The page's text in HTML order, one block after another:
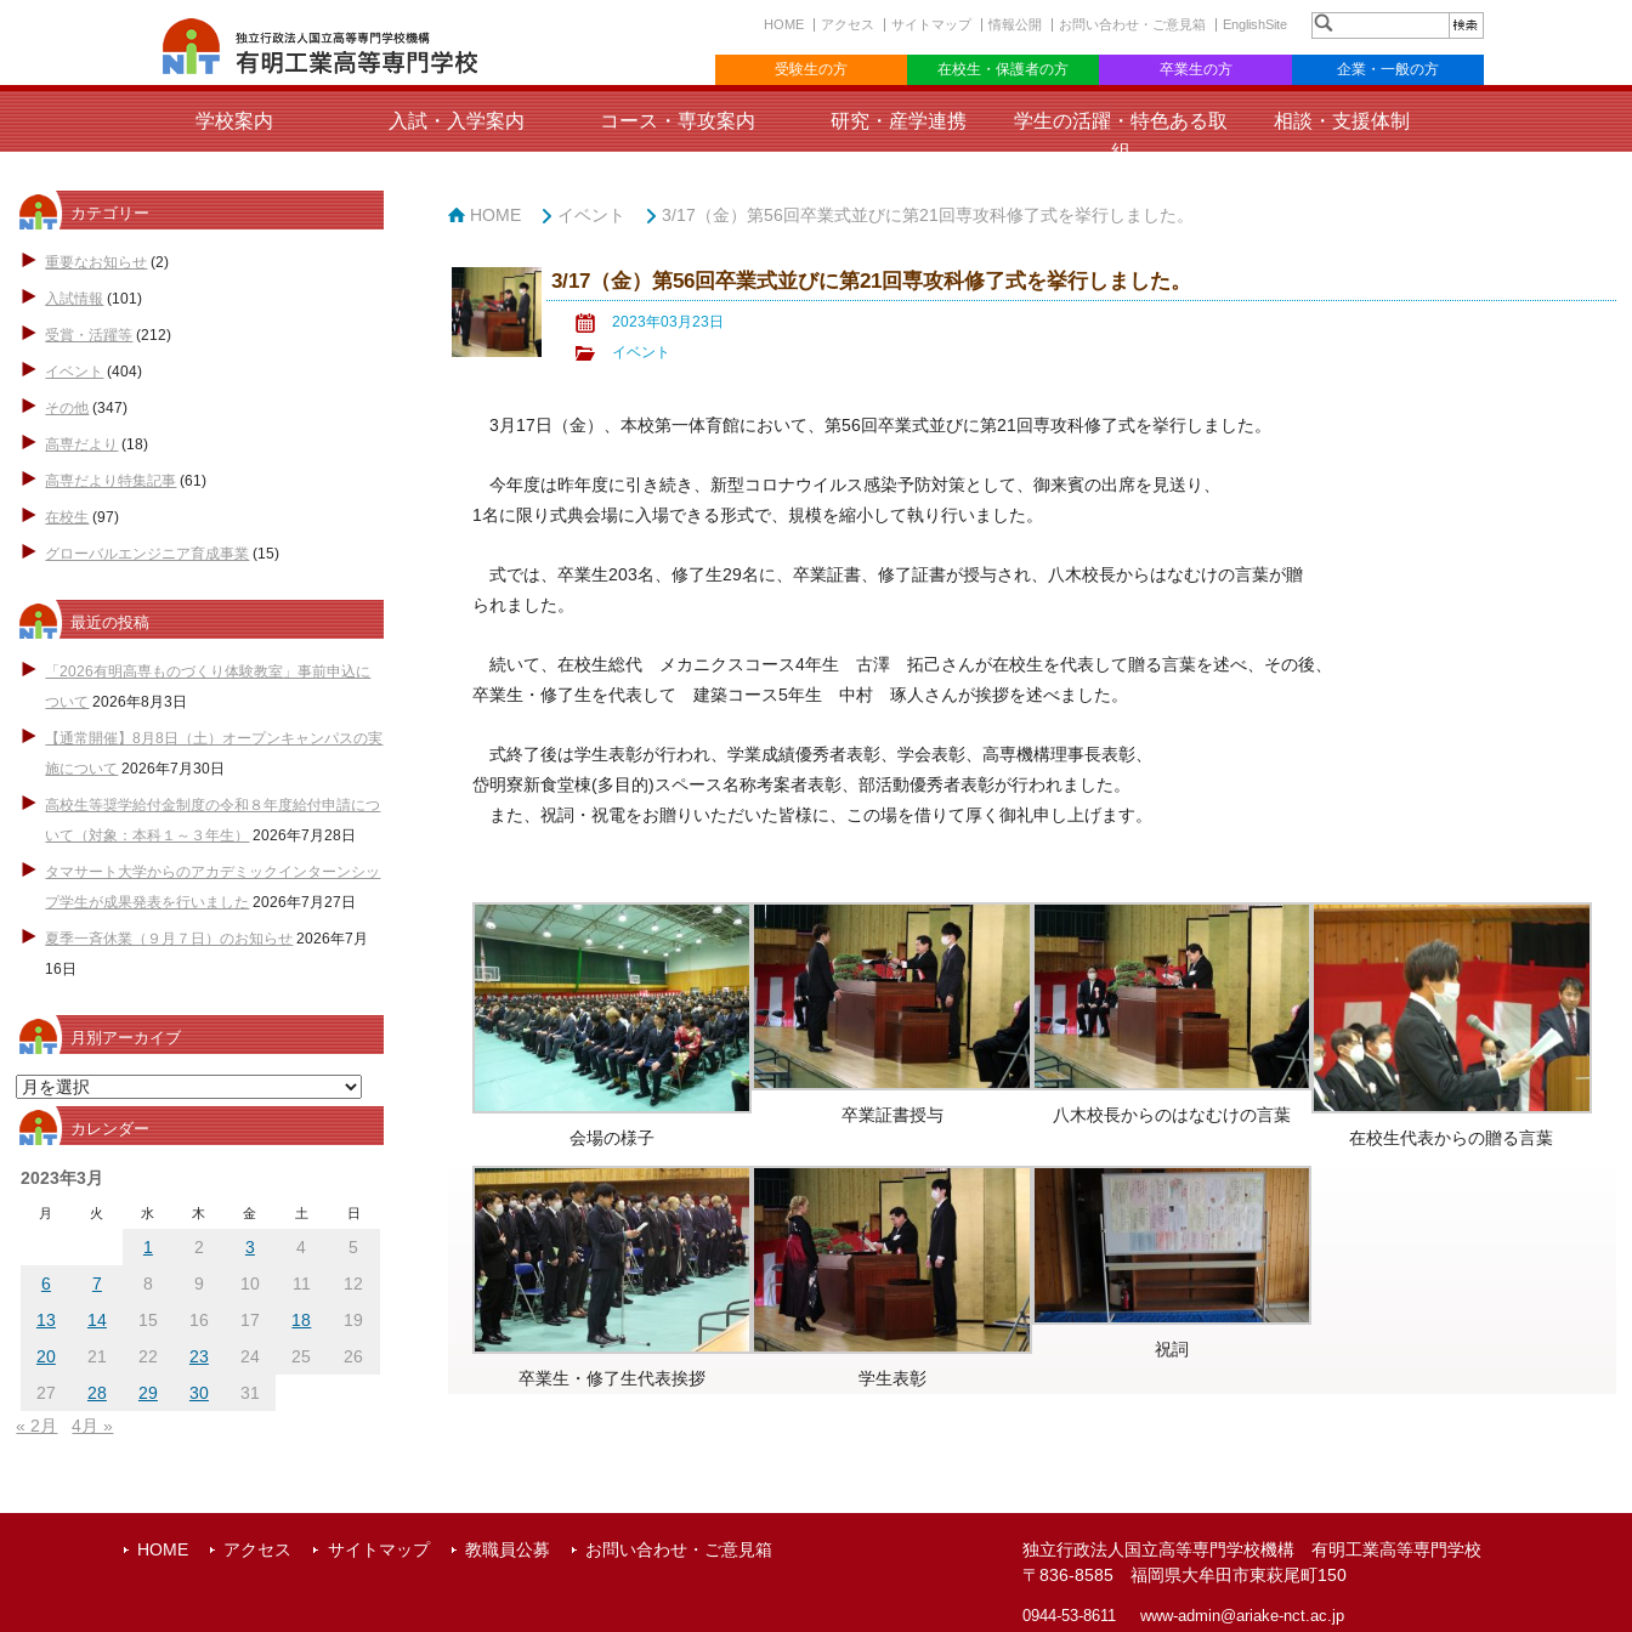
HOME アクセス サイトマップ 情報公開 お問い合わせ・ご意見箱 EnglishSite
受験生の方 在校生・保護者の方 卒業生の方 企業・一般の方
学校案内 入試・入学案内 コース・専攻案内 研究・産学連携
学生の活躍・特色ある取
組
相談・支援体制
カテゴリー
重要なお知らせ (2)
入試情報 (101)
受賞・活躍等 (212)
イベント (404)
その他 (347)
高専だより (18)
高専だより特集記事 (61)
在校生 (97)
グローバルエンジニア育成事業 (15)
最近の投稿
「2026有明高専ものづくり体験教室」事前申込に
ついて 2026年8月3日
【通常開催】8月8日（土）オープンキャンパスの実
施について 2026年7月30日
高校生等奨学給付金制度の令和８年度給付申請につ
いて（対象：本科１～３年生）
2026年7月28日
タマサート大学からのアカデミックインターンシッ
プ学生が成果発表を行いました 2026年7月27日
夏季一斉休業（９月７日）のお知らせ 2026年7月
16日
月別アーカイブ
月
別
ア
ー
カレンダー
2023年3月
月 火 水 木 金 土 日
1 2 3 4
5
6
7 8 9 10 11
12
13
14 15 16 17 18
19
20
21 22 23 24 25
26
27
28 29 30
31
« 2月
4月 »
HOME イベント 3/17（金）第56回卒業式並びに第21回専攻科修了式を挙行しました。
3/17（金）第56回卒業式並びに第21回専攻科修了式を挙行しました。
2023年03月23日
イベント
3月17日（金）、本校第一体育館において、第56回卒業式並びに第21回専攻科修了式を挙行しました。
今年度は昨年度に引き続き、新型コロナウイルス感染予防対策として、御来賓の出席を見送り、
1名に限り式典会場に入場できる形式で、規模を縮小して執り行いました。
式では、卒業生203名、修了生29名に、卒業証書、修了証書が授与され、八木校長からはなむけの言葉が贈
られました。
続いて、在校生総代 メカニクスコース4年生 古澤 拓己さんが在校生を代表して贈る言葉を述べ、その後、
卒業生・修了生を代表して 建築コース5年生 中村 琢人さんが挨拶を述べました。
式終了後は学生表彰が行われ、学業成績優秀者表彰、学会表彰、高専機構理事長表彰、
岱明寮新食堂棟(多目的)スペース名称考案者表彰、部活動優秀者表彰が行われました。
また、祝詞・祝電をお贈りいただいた皆様に、この場を借りて厚く御礼申し上げます。
会場の様子
卒業証書授与
八木校長からのはなむけの言葉
在校生代表からの贈る言葉
卒業生・修了生代表挨拶 学生表彰
祝詞
HOME アクセス サイトマップ 教職員公募 お問い合わせ・ご意見箱
独立行政法人国立高等専門学校機構 有明工業高等専門学校
〒836-8585 福岡県大牟田市東萩尾町150
0944-53-8611 www-admin@ariake-nct.ac.jp